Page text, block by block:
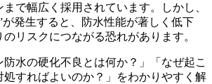
で幅広く採用されています。しかし、
が発生すると、防水性能が著しく低下
リスクにつながる恐れがあります。
防水の硬化不良とは何か？」「なぜ起こ
すればよいのか？」
をわかりやすく解